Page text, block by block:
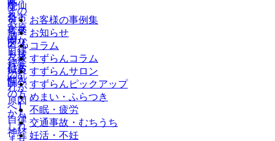
お客様の事例集
お知らせ
コラム
すずらんコラム
すずらんサロン
すずらんピックアップ
めまい・ふらつき
不眠・疲労
交通事故・むちうち
妊活・不妊